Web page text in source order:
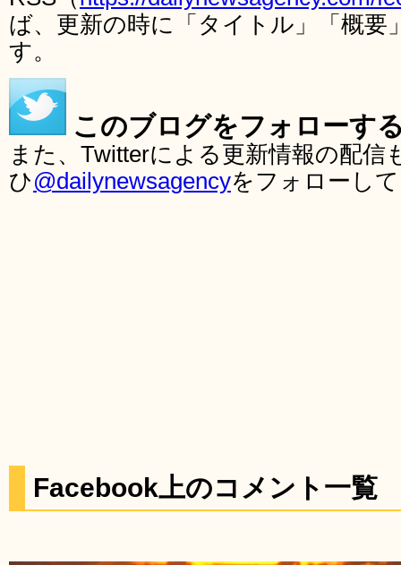
ば、更新の時に「タイトル」「概要
す。
このブログをフォローす
また、Twitterによる更新情報の配
ひ@dailynewsagencyをフォローし
Facebook上のコメント一覧